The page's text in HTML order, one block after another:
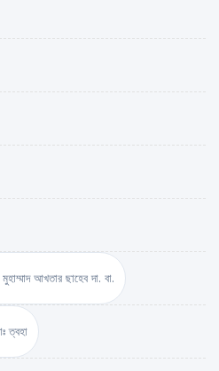
আখতার ছাহেব দা. বা.
ত্বহা